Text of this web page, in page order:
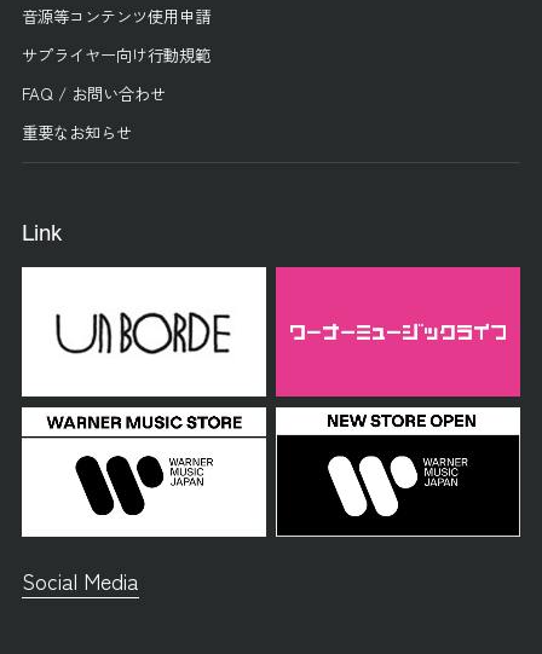
音源等コンテンツ使用申請
サプライヤー向け行動規範
FAQ / お問い合わせ
重要なお知らせ
Link
Social Media